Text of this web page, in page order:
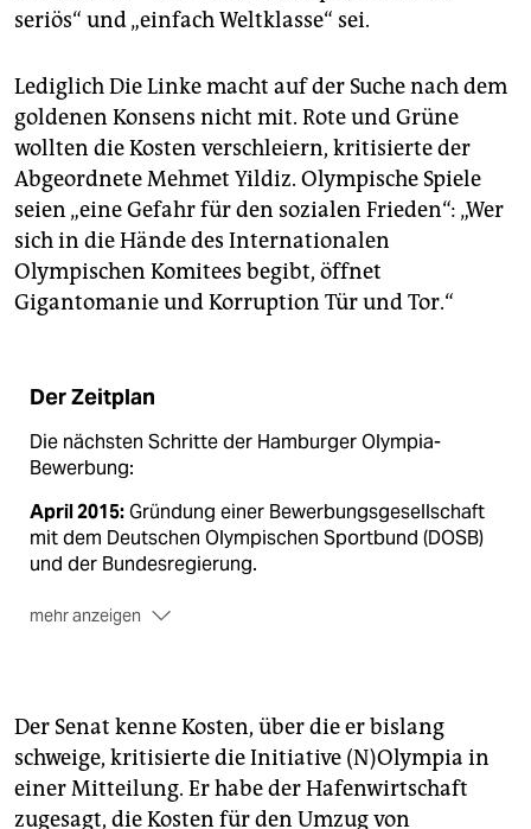
seriös“ und „einfach Weltklasse“ sei.
Lediglich Die Linke macht auf der Suche nach dem
goldenen Konsens nicht mit. Rote und Grüne
wollten die Kosten verschleiern, kritisierte der
Abgeordnete Mehmet Yildiz. Olympische Spiele
seien „eine Gefahr für den sozialen Frieden“: „Wer
sich in die Hände des Internationalen
Olympischen Komitees begibt, öffnet
Gigantomanie und Korruption Tür und Tor.“
Der Zeitplan
Die nächsten Schritte der Hamburger Olympia-
Bewerbung:
April 2015:Gründung einer Bewerbungsgesellschaft
mit dem Deutschen Olympischen Sportbund (DOSB)
und der Bundesregierung.
mehr anzeigen
15. September 2015:Der DOSB und die Stadt melden
beim Internationalen Olympischen Komitee (IOC) die
Hamburger Kandidatur offiziell an.
Der Senat kenne Kosten, über die er bislang
schweige, kritisierte die Initiative (N)Olympia in
einer Mitteilung. Er habe der Hafenwirtschaft
zugesagt, die Kosten für den Umzug von